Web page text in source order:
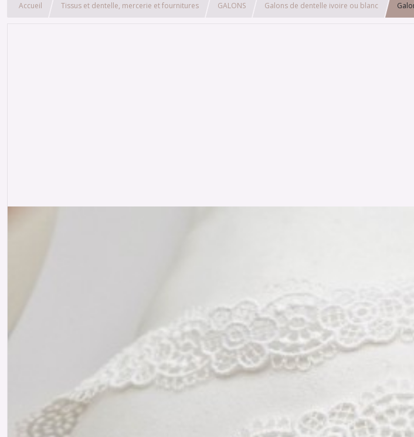
Accueil Tissus et dentelle, mercerie et fournitures GALONS Galons de dentelle ivoire ou blanc